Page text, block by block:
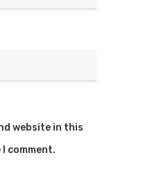
website in this
comment.